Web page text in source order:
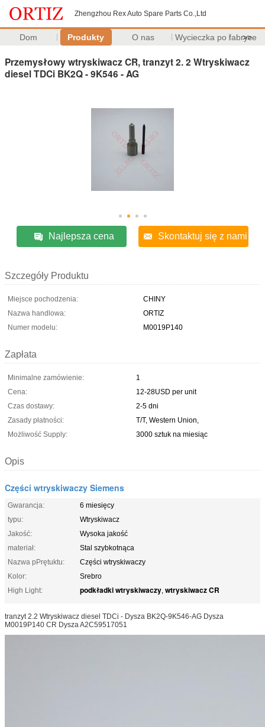
Zhengzhou Rex Auto Spare Parts Co.,Ltd
Dom Produkty O nas Wycieczka po fabryce
>>
Przemysłowy wtryskiwacz CR, tranzyt 2. 2 Wtryskiwacz
diesel TDCi BK2Q - 9K546 - AG
Najlepsza cena Skontaktuj się z nami
Szczegóły Produktu
Miejsce pochodzenia:
CHINY
Nazwa handlowa:
ORTIZ
Numer modelu:
M0019P140
Zapłata
Minimalne zamówienie:
1
Cena:
12-28USD per unit
Czas dostawy:
2-5 dni
Zasady płatności:
T/T, Western Union,
Możliwość Supply:
3000 sztuk na miesiąc
Opis
Części wtryskiwaczy Siemens
Gwarancja:
6 miesięcy
typu:
Wtryskiwacz
Jakość:
Wysoka jakość
materiał:
Stal szybkotnąca
Nazwa pPrętuktu:
Części wtryskiwaczy
Kolor:
Srebro
High Light:
podkładki wtryskiwaczy, wtryskiwacz CR
tranzyt 2.2 Wtryskiwacz diesel TDCi - Dysza BK2Q-9K546-AG Dysza
M0019P140 CR Dysza A2C59517051